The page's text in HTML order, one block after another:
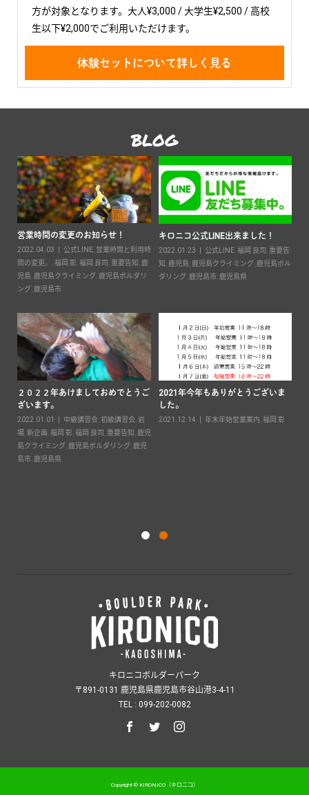
方が対象となります。大人¥3,000 / 大学生¥2,500 / 高校
生以下¥2,000でご利用いただけます。
体験セットについて詳しく見る
BLOG
営業時間の変更のお知らせ！
2022.04.03 公式LINE, 営業時間と利用時
間の変更。
福岡 彰 福岡 良司 重要告知
鹿
児島
鹿児島クライミング, 鹿児島ボルダリ
ング, 鹿児島市
キロニコ公式LINE出来ました！
2022.01.23 公式LINE,福岡 良司 , 重要告
知 ,鹿児島,鹿児島クライミング,鹿児島ボル
ダリング,鹿児島市,鹿児島県
２０２２年あけましておめでとうご
ざいます。
2022.01.01 中級講習会, 初級講習会, 岩
場, 新企画 福岡 彰 福岡 良司 重要告知
鹿児
島クライミング, 鹿児島ボルダリング, 鹿児
島市, 鹿児島県
2021年今年もありがとうございま
した。
2021.12.14 年末年始営業案内 福岡 彰
キロニコボルダーパーク
〒891-0131 鹿児島県鹿児島市谷山港3-4-11
TEL : 099-202-0082
Copyright © KIRONICO（キロニコ）